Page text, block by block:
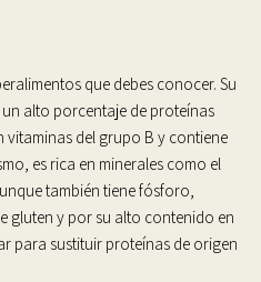
que debes conocer. Su
alto porcentaje de proteínas
vitaminas del grupo B y contiene
es rica en minerales como el
también tiene fósforo,
gluten y por su alto contenido en
para sustituir proteínas de origen